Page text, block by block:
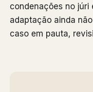
condenações no júri
adaptação ainda
caso em pauta,